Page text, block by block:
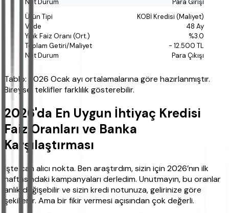
Para Girişi
KOBİ Kredisi (Maliyet)
48 Ay
%3.0
- 12.500 TL
Para Çıkışı
Tablo: 2026 Ocak ayı ortalamalarına göre hazırlanmıştır.
Bireysel teklifler farklılık gösterebilir.
2026'da En Uygun İhtiyaç Kredisi
Faiz Oranları ve Banka
Karşılaştırması
İşte can alıcı nokta. Ben araştırdım, sizin için 2026’nın ilk
haftasındaki kampanyaları derledim. Unutmayın, bu oranlar
anlık değişebilir ve sizin kredi notunuza, gelirinize göre
şekillenir. Ama bir fikir vermesi açısından çok değerli.